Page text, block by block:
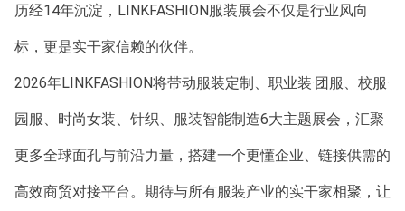
历经14年沉淀，LINKFASHION服装展会不仅是行业风向
标，更是实干家信赖的伙伴。
2026年LINKFASHION将带动服装定制、职业装·团服、校服·
园服、时尚女装、针织、服装智能制造6大主题展会，汇聚
更多全球面孔与前沿力量，搭建一个更懂企业、链接供需的
高效商贸对接平台。期待与所有服装产业的实干家相聚，让